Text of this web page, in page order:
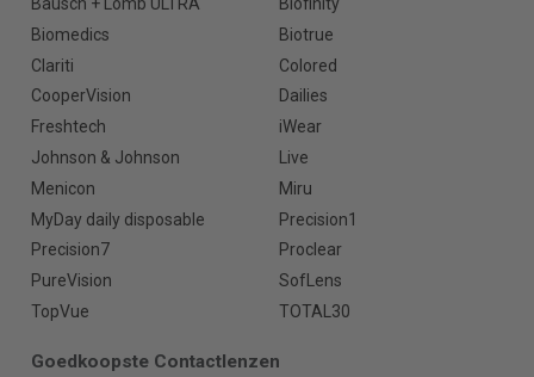
Biomedics
Biotrue
Clariti
Colored
CooperVision
Dailies
Freshtech
iWear
Johnson & Johnson
Live
Menicon
Miru
MyDay daily disposable
Precision1
Precision7
Proclear
PureVision
SofLens
TopVue
TOTAL30
Goedkoopste Contactlenzen